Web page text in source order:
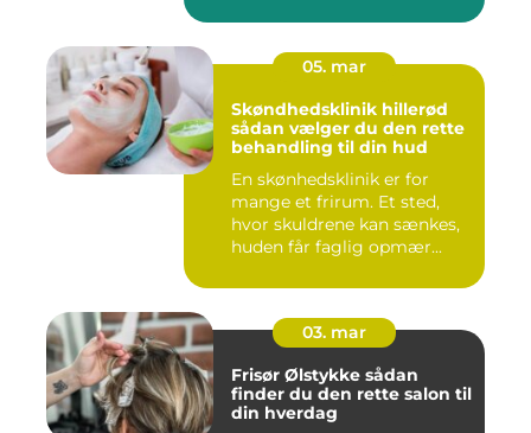
05. mar
Skøndhedsklinik hillerød
sådan vælger du den rette
behandling til din hud
En skønhedsklinik er for
mange et frirum. Et sted,
hvor skuldrene kan sænkes,
huden får faglig opmær...
03. mar
Frisør Ølstykke sådan
finder du den rette salon til
din hverdag